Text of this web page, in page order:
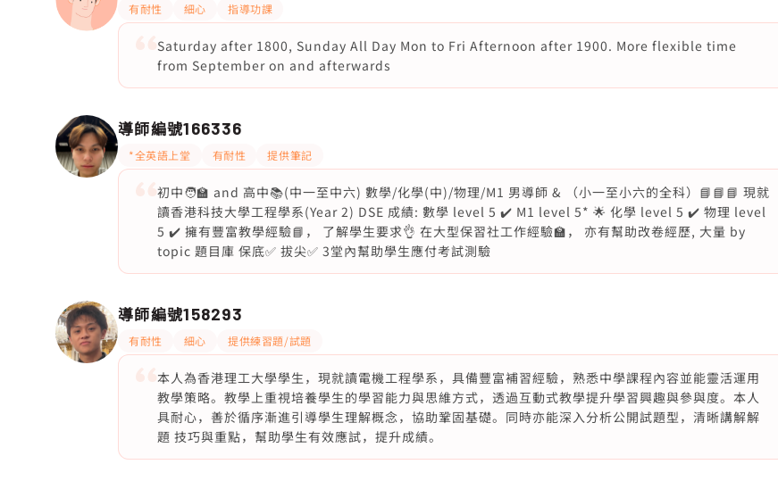
有耐性 細心 指導功課
Saturday after 1800, Sunday All Day Mon to Fri Afternoon after 1900. More flexible time
from September on and afterwards
導師編號166336
*全英語上堂 有耐性 提供筆記
初中🧑‍🏫 and 高中📚(中一至中六) 數學/化學(中)/物理/M1 男導師 & （小一至小六的全科）📘📘📘 現就
讀香港科技大學工程學系(Year 2) DSE 成績: 數學 level 5 ✔️ M1 level 5* 🌟 化學 level 5 ✔️ 物理 level
5 ✔️ 擁有豐富教學經驗📘， 了解學生要求👌 在大型保習社工作經驗🏫， 亦有幫助改卷經歷, 大量 by
topic 題目庫 保底✅ 拔尖✅ 3堂內幫助學生應付考試測驗
導師編號158293
有耐性 細心 提供練習題/試題
本人為香港理工大學學生，現就讀電機工程學系，具備豐富補習經驗，熟悉中學課程內容並能靈活運用
教學策略。教學上重視培養學生的學習能力與思維方式，透過互動式教學提升學習興趣與參與度。本人
具耐心，善於循序漸進引導學生理解概念，協助鞏固基礎。同時亦能深入分析公開試題型，清晰講解解
題 技巧與重點，幫助學生有效應試，提升成績。